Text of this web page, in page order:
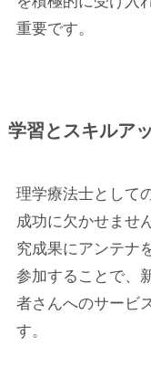
重要です。
学習とスキルア
理学療法士として
成功に欠かせませ
究成果にアンテナ
参加することで、
者さんへのサービ
す。